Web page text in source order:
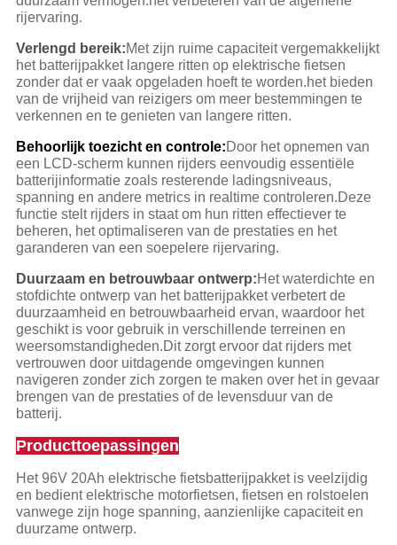
rijervaring.
Verlengd bereik:Met zijn ruime capaciteit vergemakkelijkt
het batterijpakket langere ritten op elektrische fietsen
zonder dat er vaak opgeladen hoeft te worden.het bieden
van de vrijheid van reizigers om meer bestemmingen te
verkennen en te genieten van langere ritten.
Behoorlijk toezicht en controle:Door het opnemen van
een LCD-scherm kunnen rijders eenvoudig essentiële
batterijinformatie zoals resterende ladingsniveaus,
spanning en andere metrics in realtime controleren.Deze
functie stelt rijders in staat om hun ritten effectiever te
beheren, het optimaliseren van de prestaties en het
garanderen van een soepelere rijervaring.
Duurzaam en betrouwbaar ontwerp:Het waterdichte en
stofdichte ontwerp van het batterijpakket verbetert de
duurzaamheid en betrouwbaarheid ervan, waardoor het
geschikt is voor gebruik in verschillende terreinen en
weersomstandigheden.Dit zorgt ervoor dat rijders met
vertrouwen door uitdagende omgevingen kunnen
navigeren zonder zich zorgen te maken over het in gevaar
brengen van de prestaties of de levensduur van de
batterij.
Producttoepassingen
Het 96V 20Ah elektrische fietsbatterijpakket is veelzijdig
en bedient elektrische motorfietsen, fietsen en rolstoelen
vanwege zijn hoge spanning, aanzienlijke capaciteit en
duurzame ontwerp.